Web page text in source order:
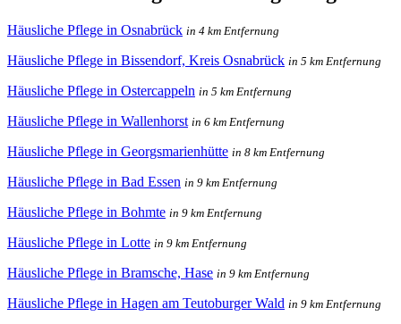
Häusliche Pflege in Osnabrück in 4 km Entfernung
Häusliche Pflege in Bissendorf, Kreis Osnabrück in 5 km Entfernung
Häusliche Pflege in Ostercappeln in 5 km Entfernung
Häusliche Pflege in Wallenhorst in 6 km Entfernung
Häusliche Pflege in Georgsmarienhütte in 8 km Entfernung
Häusliche Pflege in Bad Essen in 9 km Entfernung
Häusliche Pflege in Bohmte in 9 km Entfernung
Häusliche Pflege in Lotte in 9 km Entfernung
Häusliche Pflege in Bramsche, Hase in 9 km Entfernung
Häusliche Pflege in Hagen am Teutoburger Wald in 9 km Entfernung